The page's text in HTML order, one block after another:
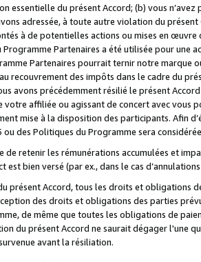
essentielle du présent Accord; (b) vous
adressée, à toute autre violation du
à de potentielles actions ou mises en
Partenaires a été utilisée pour une
Partenaires pourrait ternir notre marque
recouvrement des impôts dans le cadre du
avons précédemment résilié le présent
votre affiliée ou agissant de concert avec vous
mise à la disposition des participants. Afin
ou des Politiques du Programme sera
de retenir les rémunérations accumulées et
est bien versé (par ex., dans le cas
présent Accord, tous les droits et obligations
des droits et obligations des parties
de même que toutes les obligations de
du présent Accord ne saurait dégager l'une
avant la résiliation.